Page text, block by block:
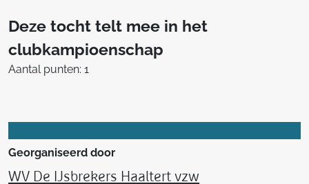
Deze tocht telt mee in het
clubkampioenschap
Aantal punten: 1
Georganiseerd door
WV De IJsbrekers Haaltert vzw